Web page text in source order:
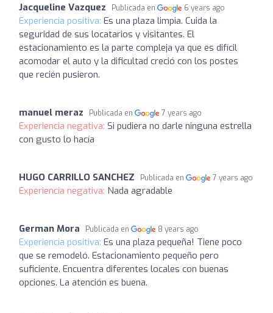
Jacqueline Vazquez Publicada en 6 years ago
Experiencia positiva: Es una plaza limpia. Cuida la
seguridad de sus locatarios y visitantes. El
estacionamiento es la parte compleja ya que es difícil
acomodar el auto y la dificultad creció con los postes
que recién pusieron.
manuel meraz Publicada en 7 years ago
Experiencia negativa: Si pudiera no darle ninguna estrella
con gusto lo hacía
HUGO CARRILLO SANCHEZ Publicada en 7 years ago
Experiencia negativa: Nada agradable
German Mora Publicada en 8 years ago
Experiencia positiva: Es una plaza pequeña! Tiene poco
que se remodeló. Estacionamiento pequeño pero
suficiente. Encuentra diferentes locales con buenas
opciones. La atención es buena.